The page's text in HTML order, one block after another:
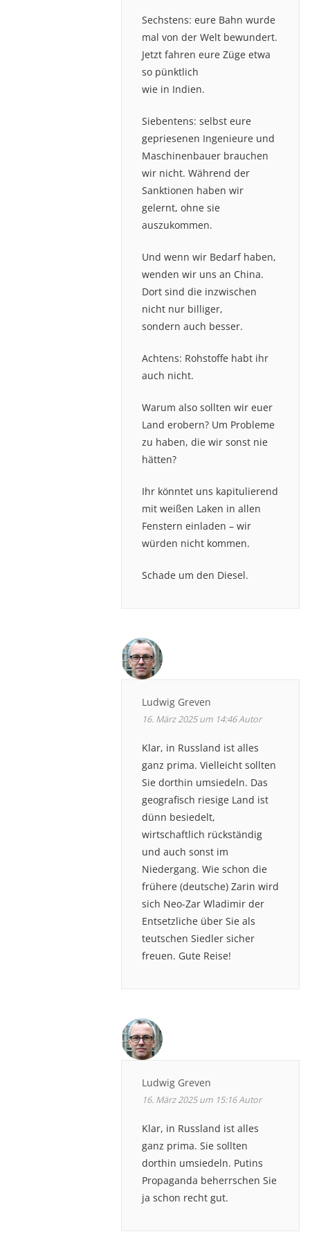
Sechstens: eure Bahn wurde
mal von der Welt bewundert.
Jetzt fahren eure Züge etwa
so pünktlich
wie in Indien.
Siebentens: selbst eure
gepriesenen Ingenieure und
Maschinenbauer brauchen
wir nicht. Während der
Sanktionen haben wir
gelernt, ohne sie
auszukommen.
Und wenn wir Bedarf haben,
wenden wir uns an China.
Dort sind die inzwischen
nicht nur billiger,
sondern auch besser.
Achtens: Rohstoffe habt ihr
auch nicht.
Warum also sollten wir euer
Land erobern? Um Probleme
zu haben, die wir sonst nie
hätten?
Ihr könntet uns kapitulierend
mit weißen Laken in allen
Fenstern einladen – wir
würden nicht kommen.
Schade um den Diesel.
Ludwig Greven
16. März 2025 um 14:46Autor
Klar, in Russland ist alles
ganz prima. Vielleicht sollten
Sie dorthin umsiedeln. Das
geografisch riesige Land ist
dünn besiedelt,
wirtschaftlich rückständig
und auch sonst im
Niedergang. Wie schon die
frühere (deutsche) Zarin wird
sich Neo-Zar Wladimir der
Entsetzliche über Sie als
teutschen Siedler sicher
freuen. Gute Reise!
Ludwig Greven
16. März 2025 um 15:16Autor
Klar, in Russland ist alles
ganz prima. Sie sollten
dorthin umsiedeln. Putins
Propaganda beherrschen Sie
ja schon recht gut.